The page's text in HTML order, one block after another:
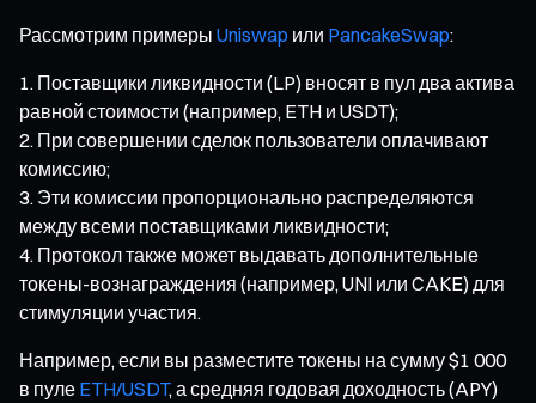
Рассмотрим примеры Uniswap или PancakeSwap:
Поставщики ликвидности (LP) вносят в пул два актива
равной стоимости (например, ETH и USDT);
При совершении сделок пользователи оплачивают
комиссию;
Эти комиссии пропорционально распределяются
между всеми поставщиками ликвидности;
Протокол также может выдавать дополнительные
токены-вознаграждения (например, UNI или CAKE) для
стимуляции участия.
Например, если вы разместите токены на сумму $1 000
в пуле ETH/USDT, а средняя годовая доходность (APY)